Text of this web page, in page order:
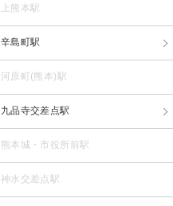
上熊本駅
辛島町駅
河原町(熊本)駅
九品寺交差点駅
熊本城・市役所前駅
神水交差点駅